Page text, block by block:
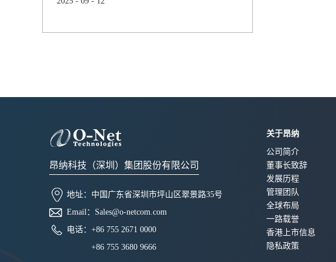
器件、光模块及光系统领域的尖端技术实力与场景
昂纳科技（深圳）集团股份有限公司
地址： 中国广东省深圳市坪山区翠景路35号
Email： Sales@o-netcom.com
电话： +86 755 2671 0000
+86 755 3680 9666
关于昂纳
公司简介
董事长致辞
发展历程
管理团队
全球布局
一路载誉
香港上市信息
隐私政策